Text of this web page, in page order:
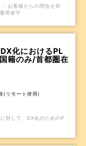
・お客様からの問合せ対
用保守
化におけるPL
籍のみ/首都圏在
(リモート併用)
対して、DX化のためのP